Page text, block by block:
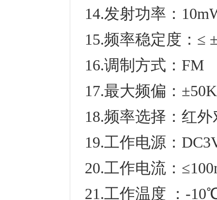
14.发射功率：
15.频率稳定度：≤
16.调制方式：FM
17.最大频偏：
18.频率选择：红
19.工作电源：
20.工作电流：
21.工作温度 ：-